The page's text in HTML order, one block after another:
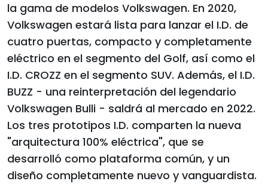
la gama de modelos Volkswagen. En 2020,
Volkswagen estará lista para lanzar el I.D. de
cuatro puertas, compacto y completamente
eléctrico en el segmento del Golf, así como el
I.D. CROZZ en el segmento SUV. Además, el I.D.
BUZZ - una reinterpretación del legendario
Volkswagen Bulli - saldrá al mercado en 2022.
Los tres prototipos I.D. comparten la nueva
"arquitectura 100% eléctrica", que se
desarrolló como plataforma común, y un
diseño completamente nuevo y vanguardista.